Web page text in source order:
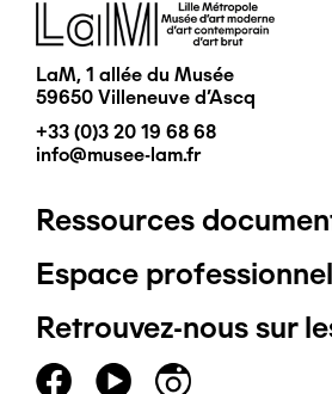
Image
LaM, 1 allée du Musée
59650 Villeneuve d'Ascq
+33 (0)3 20 19 68 68
info@musee-lam.fr
Pied
de
page
Ressources
Espace professionnel
Retrouvez-nous sur